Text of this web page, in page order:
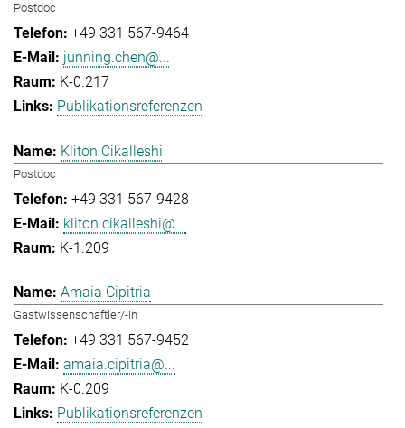
Postdoc
+49 331 567-9464
junning.chen@...
K-0.217
Publikationsreferenzen
Kliton Cikalleshi
Postdoc
+49 331 567-9428
kliton.cikalleshi@...
K-1.209
Amaia Cipitria
Gastwissenschaftler/-in
+49 331 567-9452
amaia.cipitria@...
K-0.209
Publikationsreferenzen